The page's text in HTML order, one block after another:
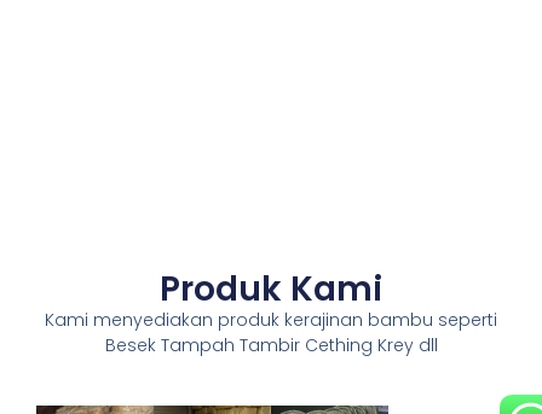
Produk Kami
Kami menyediakan produk kerajinan bambu seperti
Besek Tampah Tambir Cething Krey dll